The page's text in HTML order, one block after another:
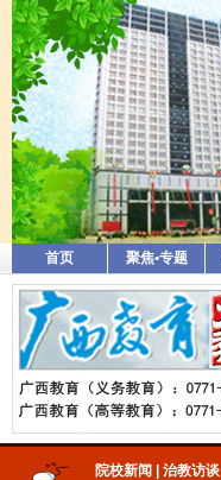
首页 聚焦•专题
院校新闻 治教访谈